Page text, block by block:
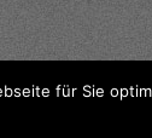
für Sie